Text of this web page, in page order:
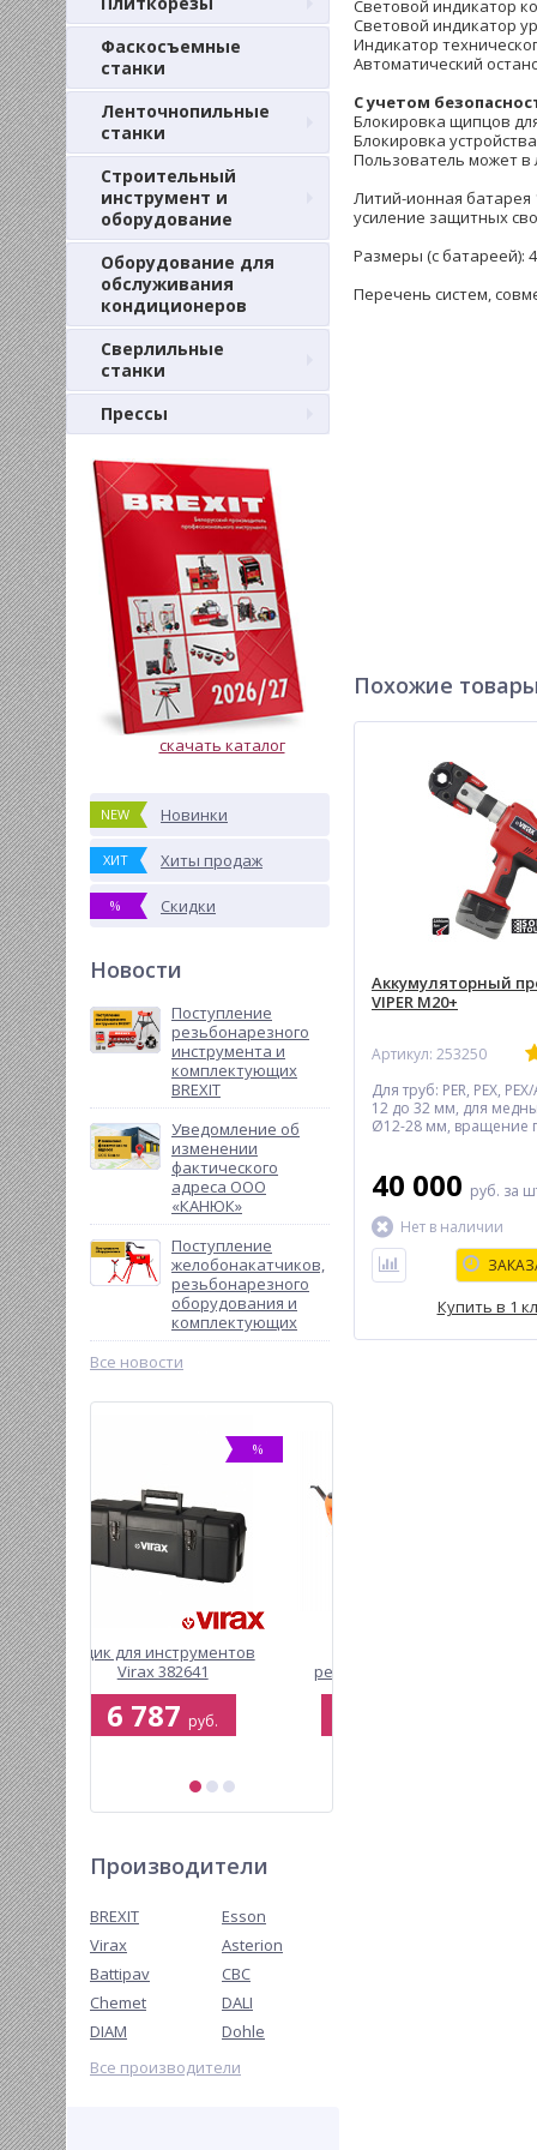
Фаскосъемные
станки
Ленточнопильные
станки
Строительный
инструмент и
оборудование
Оборудование для
обслуживания
кондиционеров
Сверлильные
станки
Прессы
скачать каталог
NEW Новинки
ХИТ Хиты продаж
% Скидки
Новости
Поступление
резьбонарезного
инструмента и
комплектующих
BREXIT
Уведомление об
изменении
фактического
адреса ООО
«КАНЮК»
Поступление
желобонакатчиков,
резьбонарезного
оборудования и
комплектующих
Все новости
%
Электрический
резьбонарезной клупп
Esson ElectricCUT-2
54 208
Производители
BREXIT
Esson
Virax
Asterion
Battipav
CBC
Chemet
DALI
DIAM
Dohle
Все производители
Световой индикатор
Световой индикатор
Индикатор
Автоматический
С учетом
Блокировка щипцов
Блокировка
Пользователь может в
Литий-ионная батарея
усиление защитных
Размеры (с батареей):
Перечень систем,
Похожие
Аккумуляторный
VIPER M20+
Артикул: 253250
Для труб: PER, PEX,
12 до 32 мм, для
Ø12-28 мм, вращение
40 000 руб. за
Нет в наличии
Купить в 1